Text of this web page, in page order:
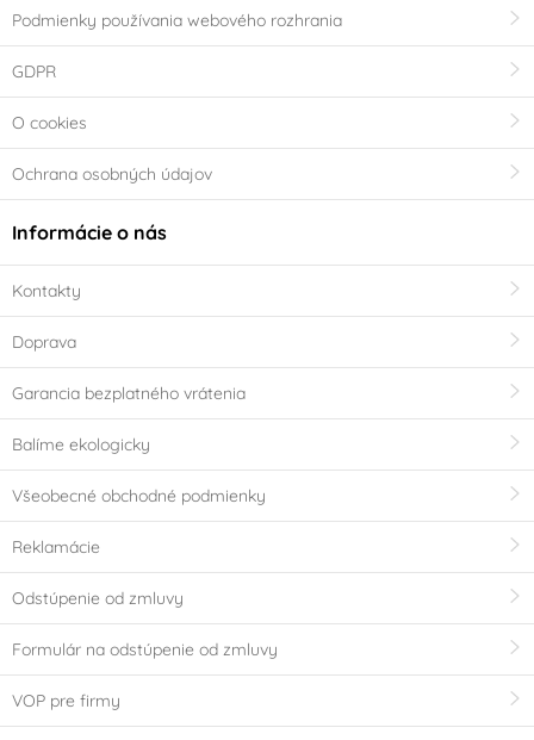
Podmienky používania webového rozhrania
GDPR
O cookies
Ochrana osobných údajov
Informácie o nás
Kontakty
Doprava
Garancia bezplatného vrátenia
Balíme ekologicky
Všeobecné obchodné podmienky
Reklamácie
Odstúpenie od zmluvy
Formulár na odstúpenie od zmluvy
VOP pre firmy